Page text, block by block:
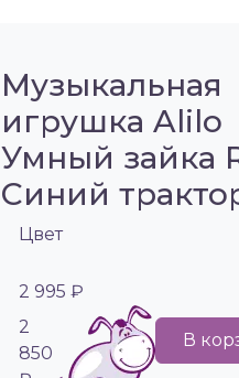
Музыкальная
игрушка Alilo
Умный зайка
Синий
Цвет
2 995 ₽
2
850
В